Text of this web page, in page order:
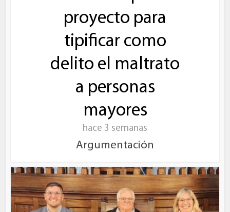
proyecto para
tipificar como
delito el maltrato
a personas
mayores
hace 3 semanas
Argumentación